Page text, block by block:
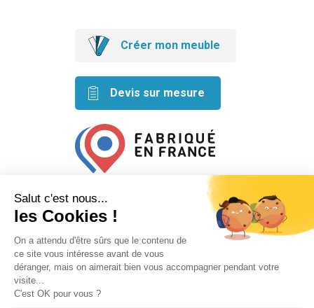
Créer mon meuble
Devis sur mesure
Retrouvez nos idées créatives
sur les réseaux